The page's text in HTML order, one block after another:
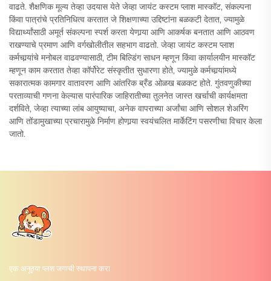
वाढते. शैक्षणिक मूल्य तेव्हा उदयास येते जेव्हा जायंट कस्टम प्लाश मास्कॉट, संकल्पना
किंवा पात्रांचे प्रतिनिधित्व करतात जे शिक्षणाच्या उद्दिष्टांना बळकटी देतात, ज्यामुळे
विद्यार्थ्यांसाठी अमूर्त संकल्पना स्पर्श करता येणार्‍या आणि आकर्षक बनतात आणि आठवण
राखण्याचे प्रमाण आणि वर्गखोलीतील सहभाग वाढतो. जेव्हा जायंट कस्टम प्लाश
कर्मचार्‍यांचे मनोबल वाढवण्यासाठी, टीम बिल्डिंग साधन म्हणून किंवा कार्यालयीन मास्कॉट
म्हणून काम करतात तेव्हा कॉर्पोरेट संस्कृतीत सुधारणा होते, ज्यामुळे कर्मचार्‍यांमध्ये
सकारात्मक कामगार वातावरण आणि आंतरिक ब्रँड ओळख बळकट होते. गुंतवणुकीच्या
परताव्याची गणना केल्यास पारंपारिक जाहिरातीच्या तुलनेत जास्त खर्चाची कार्यक्षमता
दर्शविते, जेव्हा त्याच्या लांब आयुष्याचा, अनेक वापराच्या अर्जांचा आणि सोशल शेअरिंग
आणि तोंडामुखाच्या प्रचारामुळे निर्माण होणार्‍या स्वयंचलित मार्केटिंग पसरणीचा विचार केला
जातो.
एक अनूठ्या प्लश जगाची स्थापना करा